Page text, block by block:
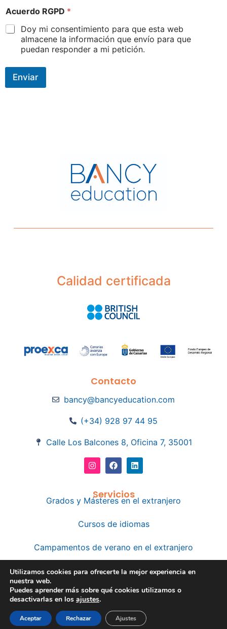
o
r
r
e
c
u
e
*
G
Acuerdo RGPD *
Doy mi consentimiento para que esta web
almacene la información que envío para que
puedan responder a mi petición.
Enviar
Calidad certificada
Contacto
bancy@bancyeducation.com
(+34) 928 97 44 95
Calle Los Balcones 8, Oficina 7, 35001
Servicios
Grados y Másteres en el extranjero
Cursos de idiomas
Campamentos de verano en el extranjero
GC Summer School
© All Rights Reserved.
Política de Privacidad
Política de cookies
Utilizamos cookies para ofrecerte la mejor experiencia en
nuestra web.
Puedes aprender más sobre qué cookies utilizamos o
desactivarlas en los ajustes.
Aceptar Rechazar Ajustes